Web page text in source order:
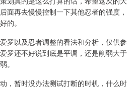
面再去慢慢控制一下其他忍者的强度，
的。
罗以及忍者调整的看法和分析，仅供参
罗还不好说到底是平调，还是削弱大于
。
，暂时没办法测试打断的时机，什么时